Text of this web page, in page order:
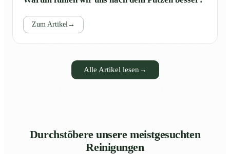
Zum Artikel →
Alle Artikel lesen →
Durchstöbere unsere meistgesuchten
Reinigungen